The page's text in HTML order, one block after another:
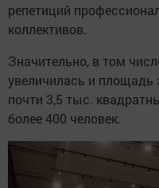
репетиций
коллективов.
Значительно, в том
увеличилась и площадь
почти 3,5 тыс.
более 400 человек.